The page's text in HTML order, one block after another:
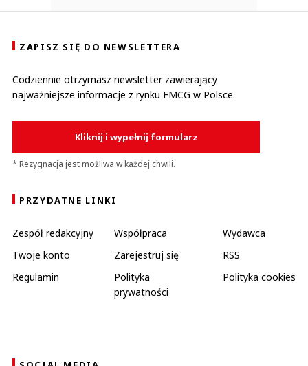
ZAPISZ SIĘ DO NEWSLETTERA
Codziennie otrzymasz newsletter zawierający
najważniejsze informacje z rynku FMCG w Polsce.
Kliknij i wypełnij formularz
* Rezygnacja jest możliwa w każdej chwili.
PRZYDATNE LINKI
Zespół redakcyjny Współpraca
Wydawca
Twoje konto
Zarejestruj się
RSS
Regulamin
Polityka
prywatności
Polityka cookies